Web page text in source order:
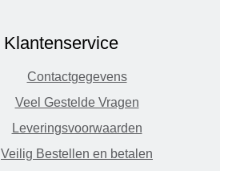
Klantenservice
Contactgegevens
Veel Gestelde Vragen
Leveringsvoorwaarden
Veilig Bestellen en betalen